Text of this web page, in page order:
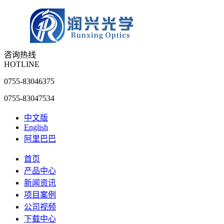
咨询热线
HOTLINE
0755-83046375
0755-83047534
中文版
English
阿里巴巴
首页
产品中心
新闻资讯
项目案例
公司视频
下载中心